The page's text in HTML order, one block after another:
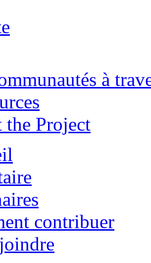
à
the Project
contribuer